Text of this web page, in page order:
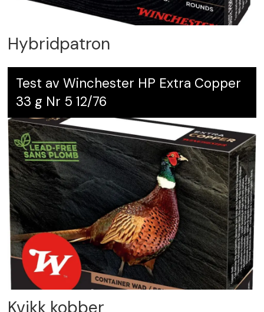
Hybridpatron
Test av Winchester HP Extra Copper
33 g Nr 5 12/76